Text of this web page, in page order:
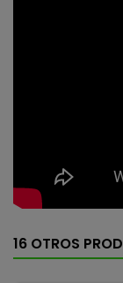
16 OTROS